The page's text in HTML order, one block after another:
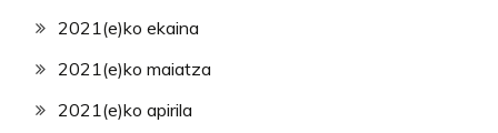
2021(e)ko ekaina
2021(e)ko maiatza
2021(e)ko apirila